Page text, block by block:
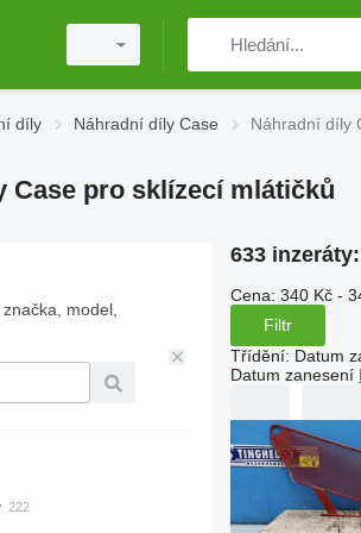
díly Náhradní díly Case Náhradní díly
Case pro sklízecí mlátičků
model,
633 inzeráty:
Cena: 340 Kč -
Filtr
Třídění: Datum
Datum zanesení